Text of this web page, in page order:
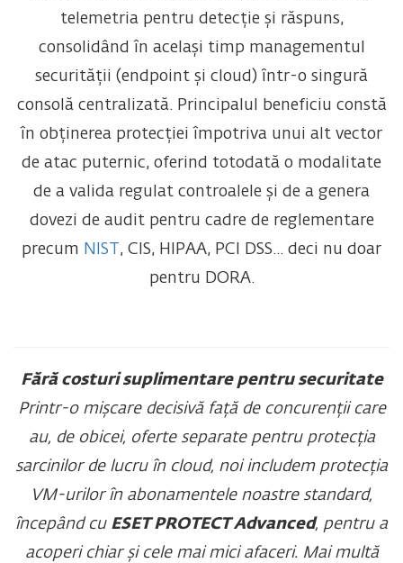
telemetria pentru detecție și răspuns,
consolidând în același timp managementul
securității (endpoint și cloud) într-o singură
consolă centralizată. Principalul beneficiu constă
în obținerea protecției împotriva unui alt vector
de atac puternic, oferind totodată o modalitate
de a valida regulat controalele și de a genera
dovezi de audit pentru cadre de reglementare
precum NIST, CIS, HIPAA, PCI DSS... deci nu doar
pentru DORA.
Fără costuri suplimentare pentru securitate
Printr-o mișcare decisivă față de concurenții care
au, de obicei, oferte separate pentru protecția
sarcinilor de lucru în cloud, noi includem protecția
VM-urilor în abonamentele noastre standard,
începând cu ESET PROTECT Advanced, pentru a
acoperi chiar și cele mai mici afaceri. Mai multă